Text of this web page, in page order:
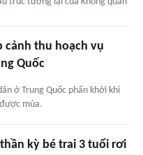
cảnh thu hoạch vụ
Quốc
ở Trung Quốc phấn khởi khi
mùa.
kỳ bé trai 3 tuổi rơi